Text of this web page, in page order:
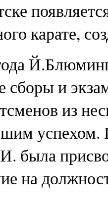
карате,
сборы и
из
успехом.
была
на